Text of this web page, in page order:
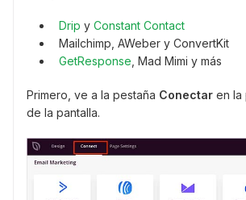
Drip y Constant Contact
Mailchimp, AWeber y ConvertKit
GetResponse , Mad Mimi y más
Primero, ve a la pestaña Conectar en la
de la pantalla.